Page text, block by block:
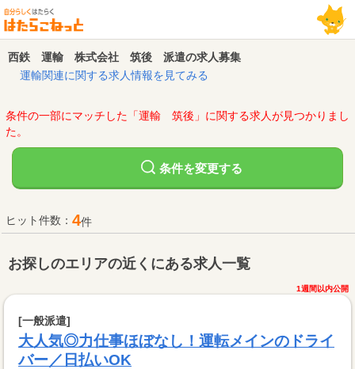
西鉄 運輸 株式会社 筑後 派遣の求人募集
運輸関連に関する求人情報を見てみる
条件の一部にマッチした「運輸 筑後」に関する求人が見つかりまし
た。
条件を変更する
ヒット件数： 4件
お探しのエリアの近くにある求人一覧
1週間以内公開
[一般派遣]
大人気◎力仕事ほぼなし！運転メインのドライ
バー／日払いOK